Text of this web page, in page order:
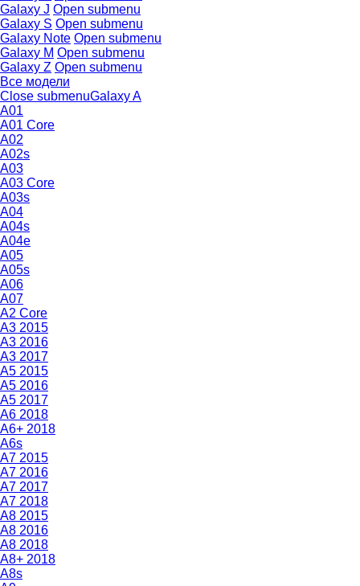
Galaxy J Open submenu
Galaxy S Open submenu
Galaxy Note Open submenu
Galaxy M Open submenu
Galaxy Z Open submenu
Все модели
Close submenuGalaxy A
A01
A01 Core
A02
A02s
A03
A03 Core
A03s
A04
A04s
A04e
A05
A05s
A06
A07
A2 Core
A3 2015
A3 2016
A3 2017
A5 2015
A5 2016
A5 2017
A6 2018
A6+ 2018
A6s
A7 2015
A7 2016
A7 2017
A7 2018
A8 2015
A8 2016
A8 2018
A8+ 2018
A8s